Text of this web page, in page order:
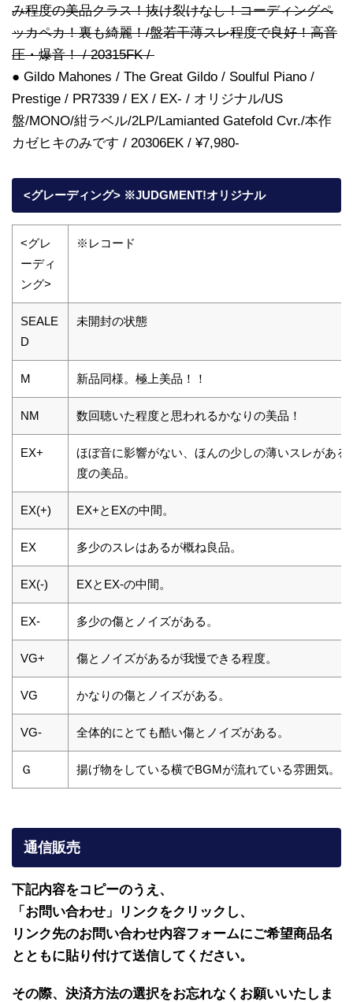
み程度の美品クラス！抜け裂けなし！コーディングペ
ッカペカ！裏も綺麗！/盤若干薄スレ程度で良好！高音
圧・爆音！ / 20315FK /
● Gildo Mahones / The Great Gildo / Soulful Piano /
Prestige / PR7339 / EX / EX- / オリジナル/US
盤/MONO/紺ラベル/2LP/Lamianted Gatefold Cvr./本作
カゼヒキのみです / 20306EK / ¥7,980-
<グレーディング> ※JUDGMENT!オリジナル
<グレ
ーディ
ング>
※レコード
SEALE
D
未開封の状態
M 新品同様。極上美品！！
NM 数回聴いた程度と思われるかなりの美品！
EX+
ほぼ音に影響がない、ほんの少しの薄いスレがある
度の美品。
EX(+) EX+とEXの中間。
EX 多少のスレはあるが概ね良品。
EX(-) EXとEX-の中間。
EX- 多少の傷とノイズがある。
VG+ 傷とノイズがあるが我慢できる程度。
VG かなりの傷とノイズがある。
VG- 全体的にとても酷い傷とノイズがある。
Ｇ 揚げ物をしている横でBGMが流れている雰囲気。
通信販売
下記内容をコピーのうえ、
「お問い合わせ」リンクをクリックし、
リンク先のお問い合わせ内容フォームにご希望商品名
とともに貼り付けて送信してください。
その際、決済方法の選択をお忘れなくお願いいたしま